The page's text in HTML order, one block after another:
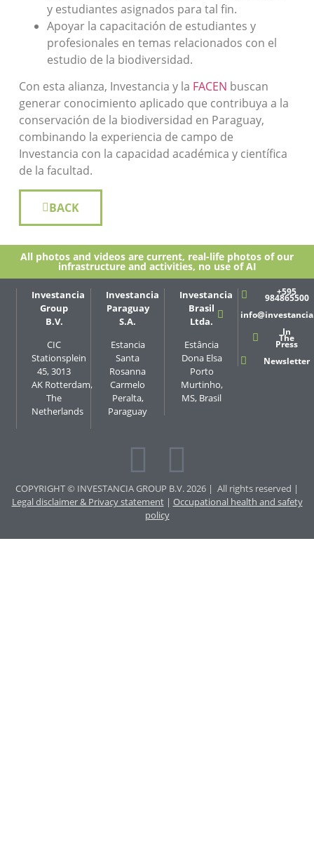
y estudiantes asignados para tal fin.
Apoyar la capacitación de estudiantes y
profesionales en temas relacionados con el
estudio de la biodiversidad.
Con esta alianza, Investancia y la FACEN buscan
generar conocimiento aplicado que contribuya a la
conservación de la biodiversidad en Paraguay,
combinando la experiencia de campo de
Investancia con la capacidad académica y científica
de la facultad.
BACK
All photos and videos are current, real-life photos of our
infrastructure and activities, no use of AI
Investancia
Group
B.V.
CIC
Stationsplein
45, 3013
AK Rotterdam,
The
Netherlands
Investancia
Paraguay
S.A.
Estancia
Santa
Rosanna
Carmelo
Peralta,
Paraguay
Investancia
Brasil
Ltda.
Estância
Dona Elsa
Porto
Murtinho,
MS, Brasil
+595
984865500
In
The
Press
Newsletter
COPYRIGHT © INVESTANCIA GROUP B.V. 2026 | All rights reserved |
Legal disclaimer & Privacy statement| Occupational health and safety
policy